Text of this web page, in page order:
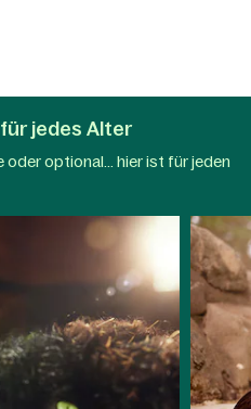
jedes Alter
oder optional... hier ist für jeden